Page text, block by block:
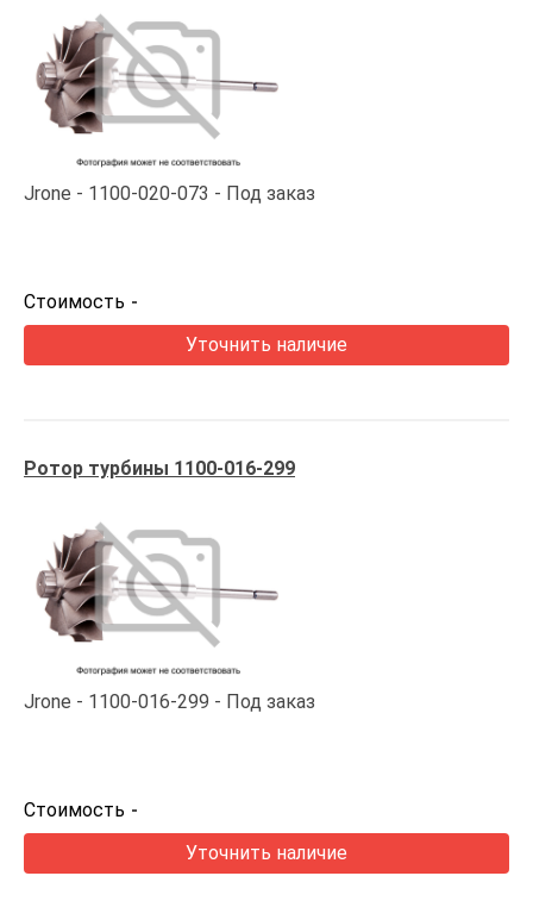
Jrone 1100-020-073 Под заказ
Стоимость -
Уточнить наличие
Ротор турбины 1100-016-299
Jrone 1100-016-299 Под заказ
Стоимость -
Уточнить наличие